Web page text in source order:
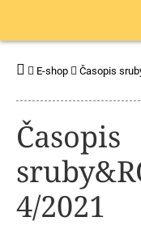
E-shop Časopis
Časopis
4/2021